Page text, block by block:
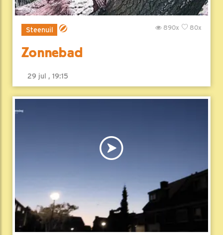
Steenuil 80x
890x
Zonnebad
29 jul , 19:15